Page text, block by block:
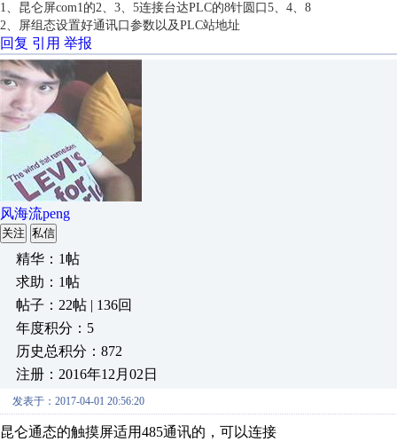
1、昆仑屏com1的2、3、5连接台达PLC的8针圆口5、4、8
2、屏组态设置好通讯口参数以及PLC站地址
回复 引用 举报
风海流peng
关注 私信
精华：1帖
求助：1帖
帖子：22帖 | 136回
年度积分：5
历史总积分：872
注册：2016年12月02日
发表于：2017-04-01 20:56:20
昆仑通态的触摸屏适用485通讯的，可以连接